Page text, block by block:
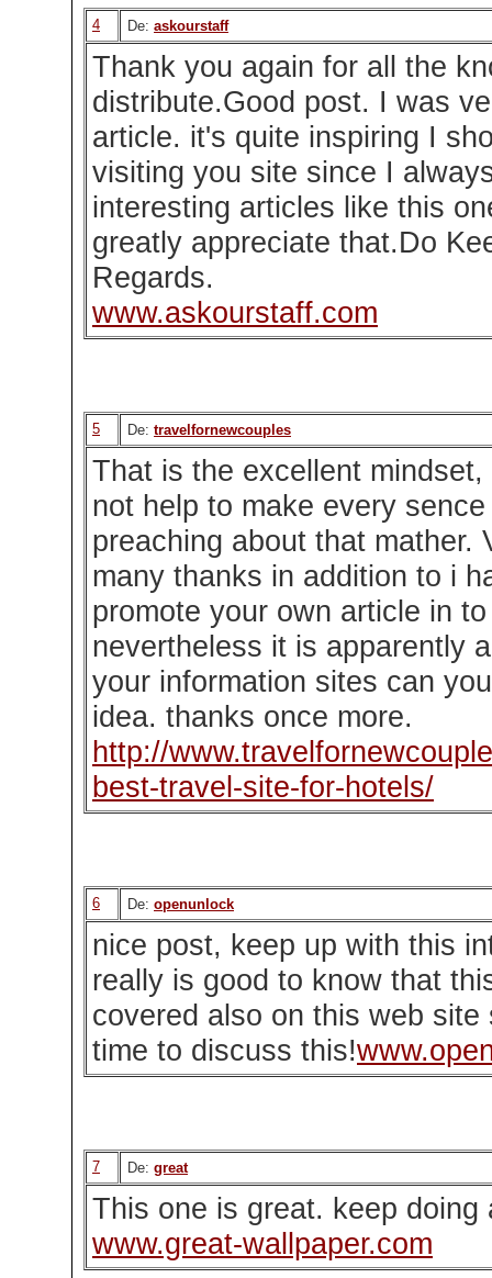
4 De: askourstaff
Thank you again for all the
distribute.Good post. I was
article. it's quite inspiring I
visiting you site since I
interesting articles like this
greatly appreciate that.Do
Regards.
www.askourstaff.com
5 De: travelfornewcouples
That is the excellent
not help to make every
preaching about that mather.
many thanks in addition to i
promote your own article in
nevertheless it is apparently
your information sites can
idea. thanks once more.
http://
best-travel-site-for-hotels/
6 De: openunlock
nice post, keep up with this
really is good to know that
covered also on this web
time to discuss this!
7 De: great
This one is great. keep doing
www.great-wallpaper.com